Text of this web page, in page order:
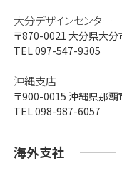
大分デザインセンター
〒870-0021 大分県大分
TEL 097-547-9305
沖縄支店
〒900-0015 沖縄県那覇
TEL 098-987-6057
海外支社